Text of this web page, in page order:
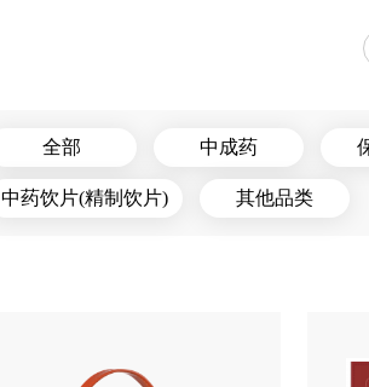
全部 中成药
中药饮片(精制饮片) 其他品类